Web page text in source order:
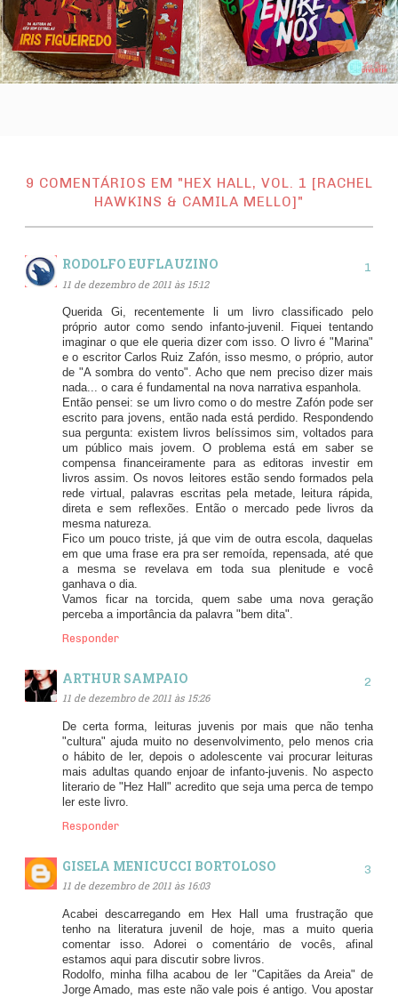
9 COMENTÁRIOS EM "HEX HALL, VOL. 1 [RACHEL
HAWKINS & CAMILA MELLO]"
RODOLFO EUFLAUZINO
11 de dezembro de 2011 às 15:12
Querida Gi, recentemente li um livro classificado pelo
próprio autor como sendo infanto-juvenil. Fiquei tentando
imaginar o que ele queria dizer com isso. O livro é "Marina"
e o escritor Carlos Ruiz Zafón, isso mesmo, o próprio, autor
de "A sombra do vento". Acho que nem preciso dizer mais
nada... o cara é fundamental na nova narrativa espanhola.
Então pensei: se um livro como o do mestre Zafón pode ser
escrito para jovens, então nada está perdido. Respondendo
sua pergunta: existem livros belíssimos sim, voltados para
um público mais jovem. O problema está em saber se
compensa financeiramente para as editoras investir em
livros assim. Os novos leitores estão sendo formados pela
rede virtual, palavras escritas pela metade, leitura rápida,
direta e sem reflexões. Então o mercado pede livros da
mesma natureza.
Fico um pouco triste, já que vim de outra escola, daquelas
em que uma frase era pra ser remoída, repensada, até que
a mesma se revelava em toda sua plenitude e você
ganhava o dia.
Vamos ficar na torcida, quem sabe uma nova geração
perceba a importância da palavra "bem dita".
Responder
ARTHUR SAMPAIO
11 de dezembro de 2011 às 15:26
De certa forma, leituras juvenis por mais que não tenha
"cultura" ajuda muito no desenvolvimento, pelo menos cria
o hábito de ler, depois o adolescente vai procurar leituras
mais adultas quando enjoar de infanto-juvenis. No aspecto
literario de "Hez Hall" acredito que seja uma perca de tempo
ler este livro.
Responder
GISELA MENICUCCI BORTOLOSO
11 de dezembro de 2011 às 16:03
Acabei descarregando em Hex Hall uma frustração que
tenho na literatura juvenil de hoje, mas a muito queria
comentar isso. Adorei o comentário de vocês, afinal
estamos aqui para discutir sobre livros.
Rodolfo, minha filha acabou de ler "Capitães da Areia" de
Jorge Amado, mas este não vale pois é antigo. Vou apostar